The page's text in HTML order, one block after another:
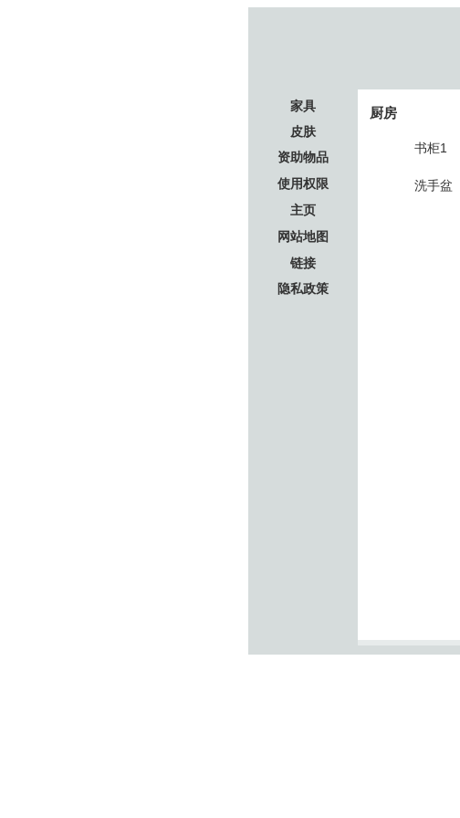
家具
皮肤
资助物品
使用权限
主页
网站地图
链接
隐私政策
厨房
书柜1
洗手盆